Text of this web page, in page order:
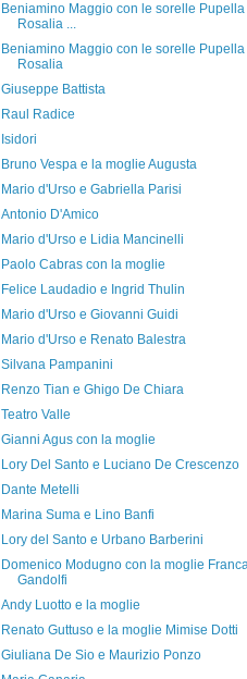
Beniamino Maggio con le sorelle Pupella
Rosalia ...
Beniamino Maggio con le sorelle Pupella
Rosalia
Giuseppe Battista
Raul Radice
Isidori
Bruno Vespa e la moglie Augusta
Mario d'Urso e Gabriella Parisi
Antonio D'Amico
Mario d'Urso e Lidia Mancinelli
Paolo Cabras con la moglie
Felice Laudadio e Ingrid Thulin
Mario d'Urso e Giovanni Guidi
Mario d'Urso e Renato Balestra
Silvana Pampanini
Renzo Tian e Ghigo De Chiara
Teatro Valle
Gianni Agus con la moglie
Lory Del Santo e Luciano De Crescenzo
Dante Metelli
Marina Suma e Lino Banfi
Lory del Santo e Urbano Barberini
Domenico Modugno con la moglie
Gandolfi
Andy Luotto e la moglie
Renato Guttuso e la moglie Mimise Dotti
Giuliana De Sio e Maurizio Ponzo